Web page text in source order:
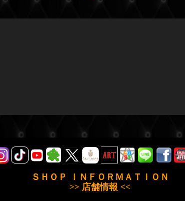
ＳＨＯＰ ＩＮＦＯＲＭＡＴＩＯＮ
>> 店舗情報 <<